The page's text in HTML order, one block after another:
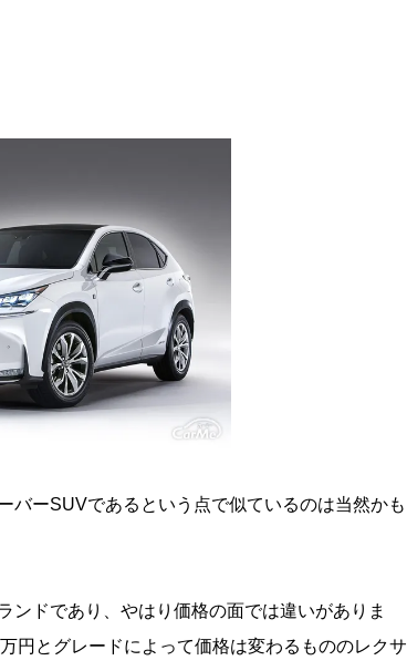
バーSUVであるという点で似ているのは当然かも
ンドであり、やはり価格の面では違いがありま
円とグレードによって価格は変わるもののレクサ